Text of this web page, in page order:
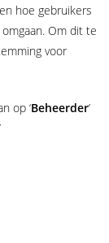
hoe gebruikers
Om dit te
voor
op ‘Beheerder’
’